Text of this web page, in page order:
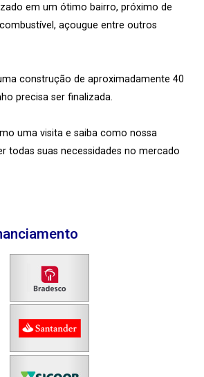
em um ótimo bairro, próximo de
açougue entre outros
construção de aproximadamente 40
precisa ser finalizada.
uma visita e saiba como nossa
todas suas necessidades no mercado